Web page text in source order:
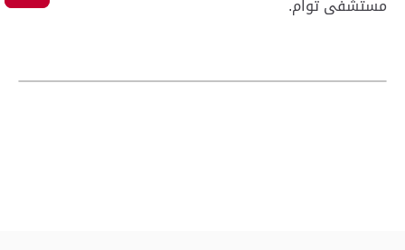
مستشفى توام.